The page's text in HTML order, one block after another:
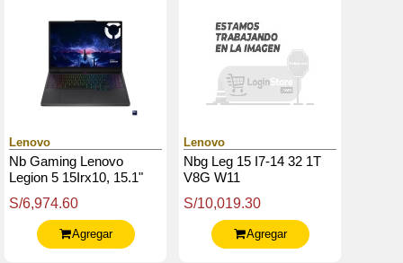
Lenovo
Nb Gaming Lenovo
Legion 5 15Irx10, 15.1"
14700Hx 2.1 / 5.5Ghz,
16Gb Ddr5
S/6,974.60
Agregar
Lenovo
Nbg Leg 15 I7-14 32 1T
V8G W11
S/10,019.30
Agregar